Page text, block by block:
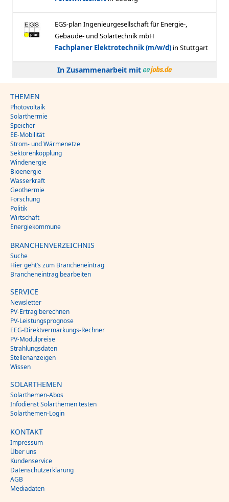
In Zusammenarbeit mit
THEMEN
Photovoltaik
Solarthermie
Speicher
EE-Mobilität
Strom- und Wärmenetze
Sektorenkopplung
Windenergie
Bioenergie
Wasserkraft
Geothermie
Forschung
Politik
Wirtschaft
Energiekommune
BRANCHENVERZEICHNIS
Suche
Hier geht’s zum Brancheneintrag
Brancheneintrag bearbeiten
SERVICE
Newsletter
PV-Ertrag berechnen
PV-Leistungsprognose
EEG-Direktvermarkungs-Rechner
PV-Modulpreise
Strahlungsdaten
Stellenanzeigen
Wissen
SOLARTHEMEN
Solarthemen-Abos
Infodienst Solarthemen testen
Solarthemen-Login
KONTAKT
Impressum
Über uns
Kundenservice
Datenschutzerklärung
AGB
Mediadaten